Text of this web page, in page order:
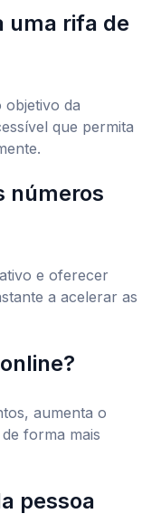
uma rifa de
objetivo da
que permita
números
e oferecer
a acelerar as
aumenta o
forma mais
pessoa